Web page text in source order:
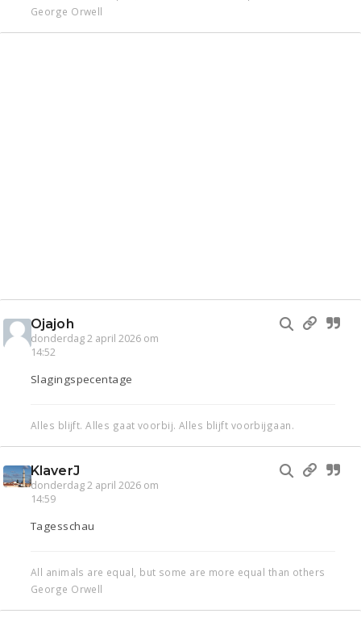
George Orwell
Ojajoh
donderdag 2 april 2026 om
14:52
Slagingspecentage
Alles blijft. Alles gaat voorbij. Alles blijft voorbijgaan.
KlaverJ
donderdag 2 april 2026 om
14:59
Tagesschau
All animals are equal, but some are more equal than others
George Orwell